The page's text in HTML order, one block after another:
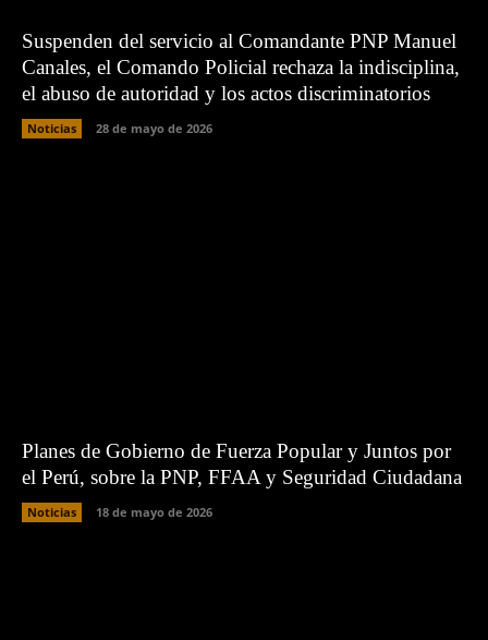
Suspenden del servicio al Comandante PNP Manuel
Canales, el Comando Policial rechaza la indisciplina,
el abuso de autoridad y los actos discriminatorios
Noticias 28 de mayo de 2026
Planes de Gobierno de Fuerza Popular y Juntos por
el Perú, sobre la PNP, FFAA y Seguridad Ciudadana
Noticias 18 de mayo de 2026